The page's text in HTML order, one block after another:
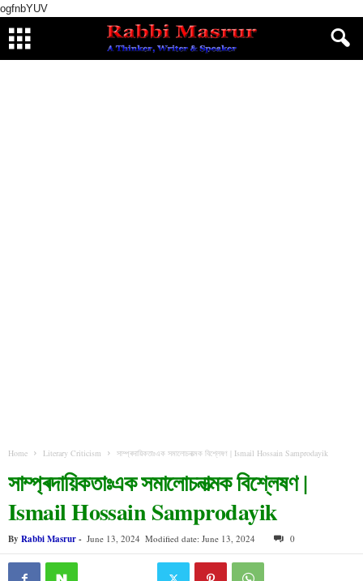
ogfnbYUV
Home Literary Criticism সাম্প্ৰদায়িকতাঃএক সমালোচনাত্মক বিশ্লেষণ | Ismail Hossain Samprodayik
সাম্প্ৰদায়িকতাঃএক সমালোচনাত্মক বিশ্লেষণ |
Ismail Hossain Samprodayik
By Rabbi Masrur- June 13, 2024 Modified date: June 13, 2024 0